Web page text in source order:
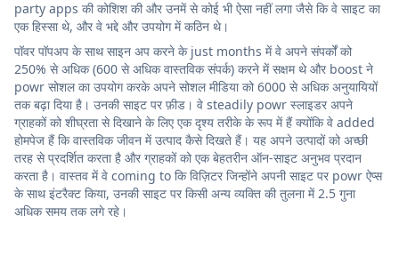
party apps की कोशिश की और उनमें से कोई भी ऐसा नहीं लगा जैसे कि वे साइट का
एक हिस्सा थे, और वे भद्दे और उपयोग में कठिन थे।
पॉवर पॉपअप के साथ साइन अप करने के just months में वे अपने संपर्कों को
250% से अधिक (600 से अधिक वास्तविक संपर्क) करने में सक्षम थे और boost ने
powr सोशल का उपयोग करके अपने सोशल मीडिया को 6000 से अधिक अनुयायियों
तक बढ़ा दिया है। उनकी साइट पर फ़ीड। वे steadily powr स्लाइडर अपने
ग्राहकों को शीघ्रता से दिखाने के लिए एक दृश्य तरीके के रूप में हैं क्योंकि वे added
होमपेज हैं कि वास्तविक जीवन में उत्पाद कैसे दिखते हैं। यह अपने उत्पादों को अच्छी
तरह से प्रदर्शित करता है और ग्राहकों को एक बेहतरीन ऑन-साइट अनुभव प्रदान
करता है। वास्तव में वे coming to कि विज़िटर जिन्होंने अपनी साइट पर powr ऐप्स
के साथ इंटरैक्ट किया, उनकी साइट पर किसी अन्य व्यक्ति की तुलना में 2.5 गुना
अधिक समय तक लगे रहे।